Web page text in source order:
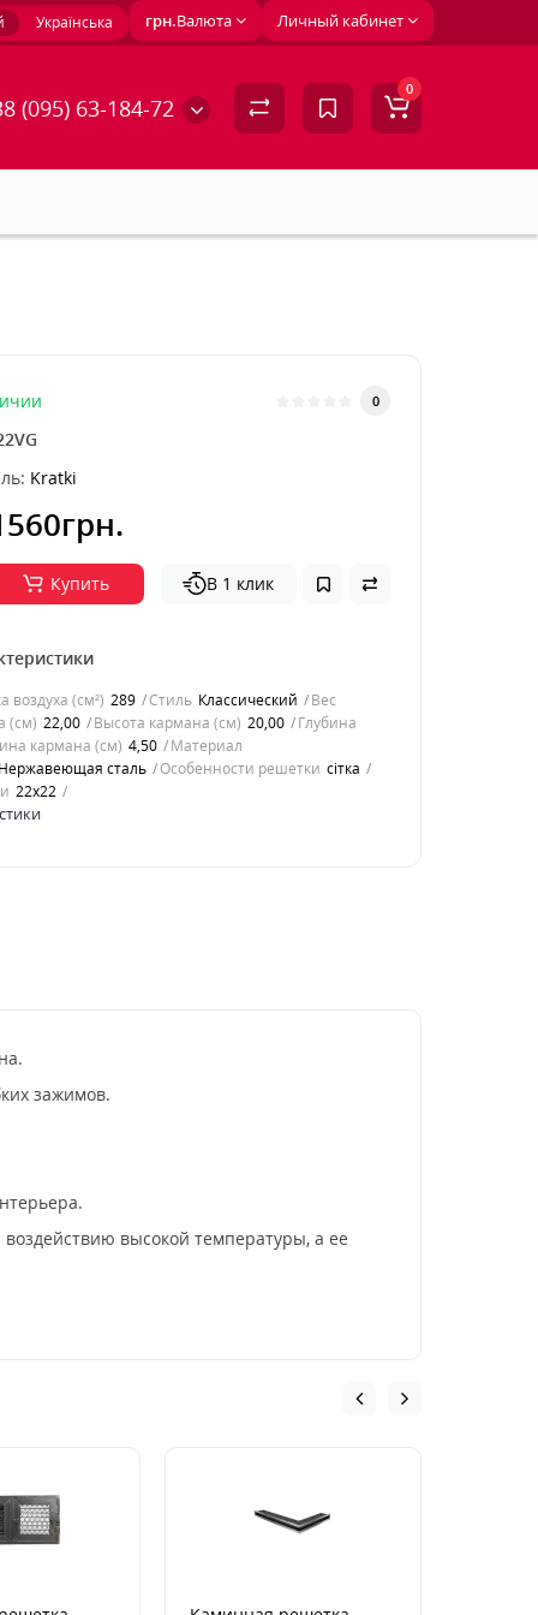
Личный кабинет
грн.Валюта
Українська
(095) 63-184-72
0
0
Kratki
Купить В 1 клик
воздуха (см²) 289 Стиль Классический
Вес
(см) 22,00 Высота кармана (см) 20,00
Глубина
кармана (см) 4,50
Материал
Нержавеющая сталь Особенности решетки сітка
22x22
зажимов.
высокой температуры, а ее